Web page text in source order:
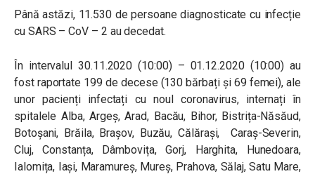
Până astăzi, 11.530 de persoane diagnosticate cu infecție
cu SARS – CoV – 2 au decedat.
În intervalul 30.11.2020 (10:00) – 01.12.2020 (10:00) au
fost raportate 199 de decese (130 bărbați și 69 femei), ale
unor pacienți infectați cu noul coronavirus, internați în
spitalele Alba, Argeș, Arad, Bacău, Bihor, Bistrița-Năsăud,
Botoșani, Brăila, Brașov, Buzău, Călărași, Caraș-Severin,
Cluj, Constanța, Dâmbovița, Gorj, Harghita, Hunedoara,
Ialomița, Iași, Maramureș, Mureș, Prahova, Sălaj, Satu Mare,